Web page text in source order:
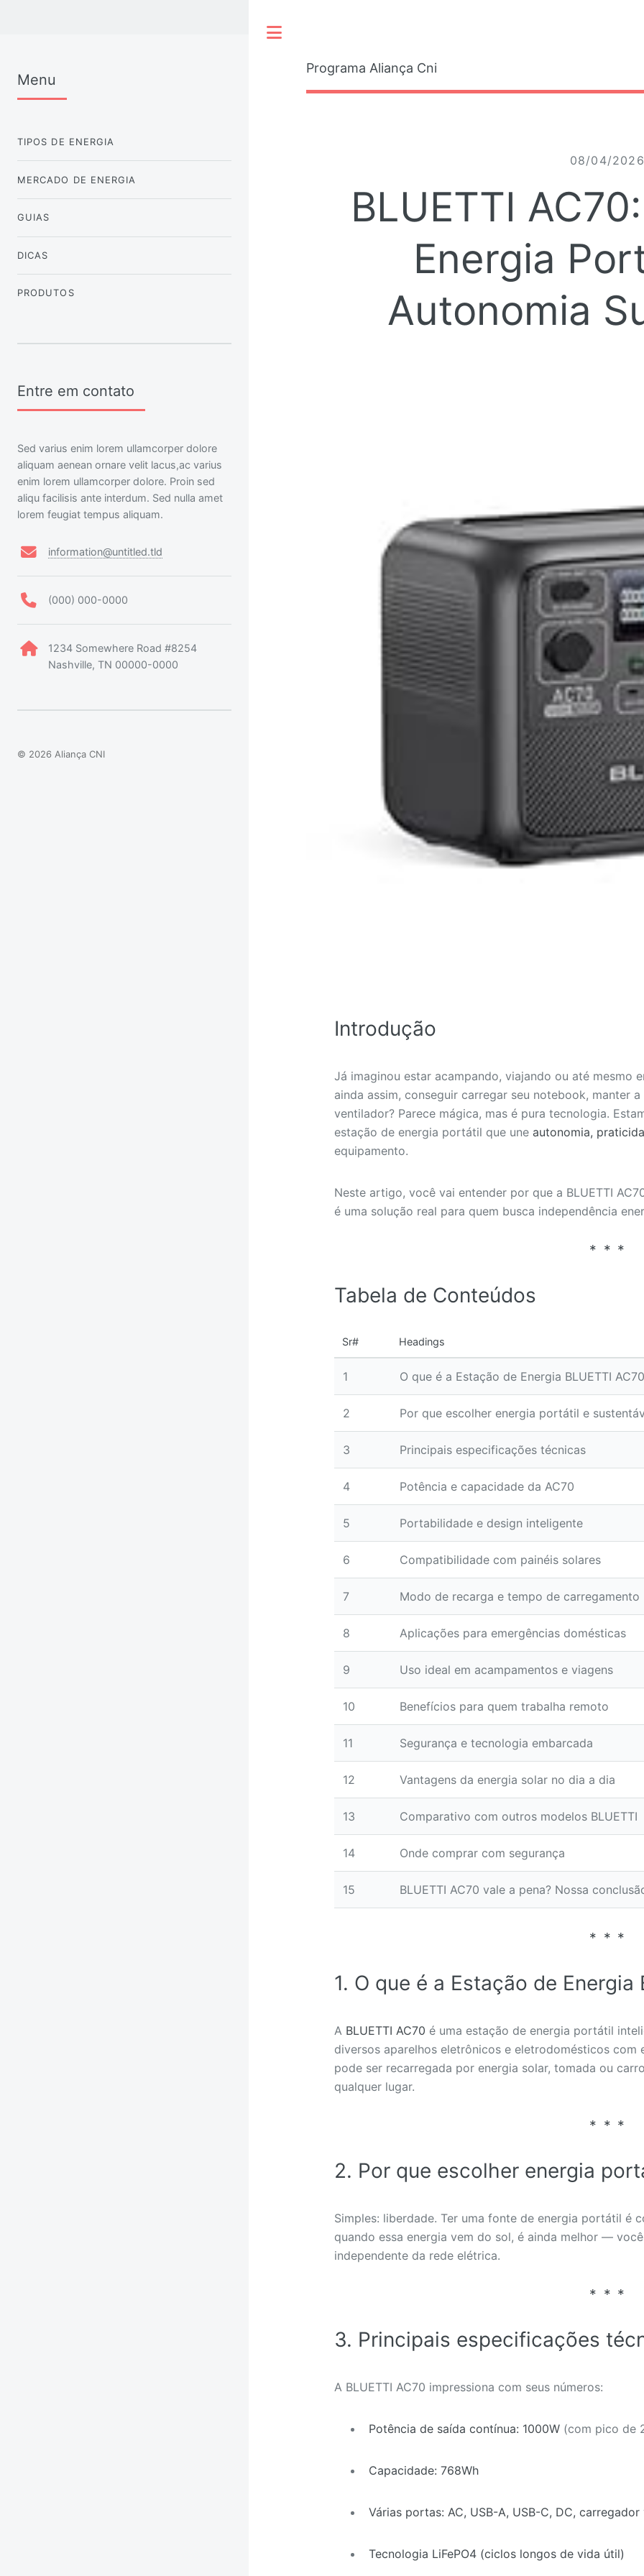
Programa Aliança Cni
08/04/2026
BLUETTI
Energia
Autonomia
Introdução
Já imaginou estar acampando, viajando ou até mesmo
ainda assim, conseguir carregar seu notebook, manter
ventilador? Parece mágica, mas é pura tecnologia.
estação de energia portátil que une autonomia,
equipamento.
Neste artigo, você vai entender por que a BLUETTI
é uma solução real para quem busca independência
Tabela de Conteúdos
Sr# Headings
1 O que é a Estação de Energia BLUETTI
2 Por que escolher energia portátil e
3 Principais especificações técnicas
4 Potência e capacidade da AC70
5 Portabilidade e design inteligente
6 Compatibilidade com painéis solares
7 Modo de recarga e tempo de carregamento
8 Aplicações para emergências domésticas
9 Uso ideal em acampamentos e viagens
10 Benefícios para quem trabalha remoto
11 Segurança e tecnologia embarcada
12 Vantagens da energia solar no dia a dia
13 Comparativo com outros modelos BLUETTI
14 Onde comprar com segurança
15 BLUETTI AC70 vale a pena? Nossa
1. O que é a Estação de Energia
A BLUETTI AC70 é uma estação de energia portátil
diversos aparelhos eletrônicos e eletrodomésticos com
pode ser recarregada por energia solar, tomada ou
qualquer lugar.
2. Por que escolher energia
Simples: liberdade. Ter uma fonte de energia portátil é
quando essa energia vem do sol, é ainda melhor —
independente da rede elétrica.
3. Principais especificações
A BLUETTI AC70 impressiona com seus números:
Potência de saída contínua: 1000W(com pico de
Capacidade: 768Wh
Várias portas: AC, USB-A, USB-C, DC, carregador
Tecnologia LiFePO4 (ciclos longos de vida útil)
Menu
TIPOS DE ENERGIA
MERCADO DE ENERGIA
GUIAS
DICAS
PRODUTOS
Entre em contato
Sed varius enim lorem ullamcorper dolore
aliquam aenean ornare velit lacus,ac varius
enim lorem ullamcorper dolore. Proin sed
aliqu facilisis ante interdum. Sed nulla amet
lorem feugiat tempus aliquam.
information@untitled.tld
(000) 000-0000
1234 Somewhere Road #8254
Nashville, TN 00000-0000
© 2026 Aliança CNI